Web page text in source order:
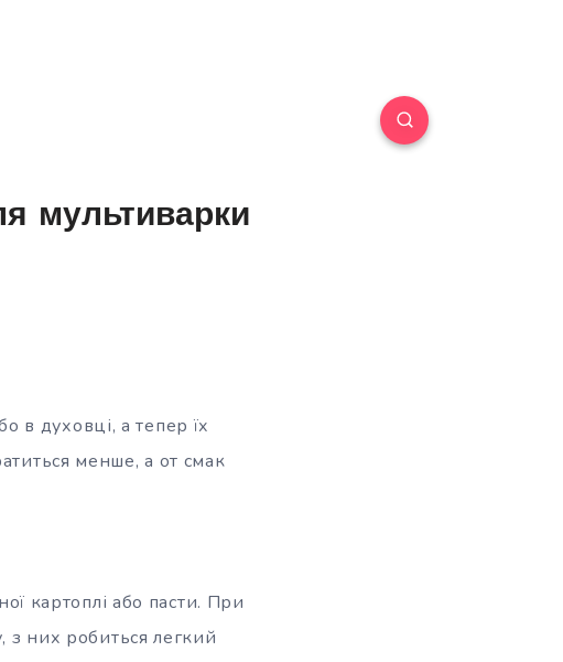
мультиварки
в духовці, а тепер їх
менше, а от смак
картоплі або пасти. При
з них робиться легкий